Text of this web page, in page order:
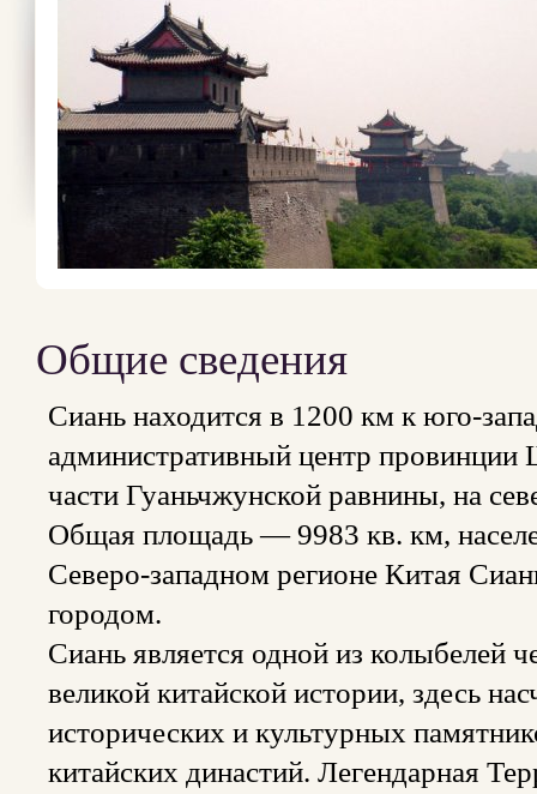
Общие сведения
Сиань находится в 1200 км к юго-
административный центр провинции
части Гуаньчжунской равнины, на
Общая площадь — 9983 кв. км,
Северо-западном регионе Китая
городом.
Сиань является одной из колыбелей
великой китайской истории, здесь
исторических и культурных
китайских династий. Легендарная